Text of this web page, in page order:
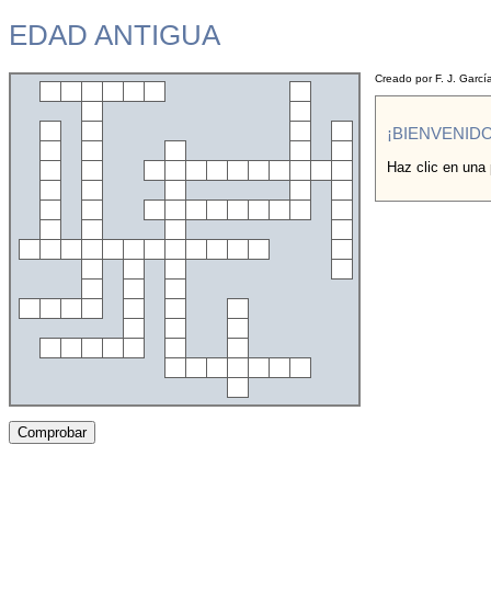
EDAD ANTIGUA
Creado por F. J.
Haz clic en una
Comprobar